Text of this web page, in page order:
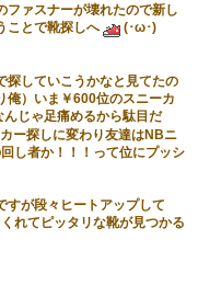
ファスナーが壊れたので新し
ことで靴探しへ
(･ω･)
探していこうかなと見てたの
俺）いま￥600位のスニーカ
んじゃ足痛めるから駄目だ
ー探しに変わり友達はNBニ
し者か！！！って位にプッシ
すが段々ヒートアップして
れてピッタリな靴が見つかる